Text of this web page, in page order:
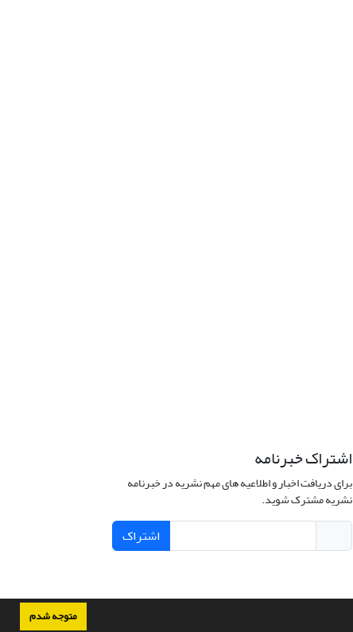
متوجه شدم
اشتراک خبرنامه
برای دریافت اخبار و اطلاعیه های مهم نشریه در خبرنامه
نشریه مشترک شوید.
اشتراک